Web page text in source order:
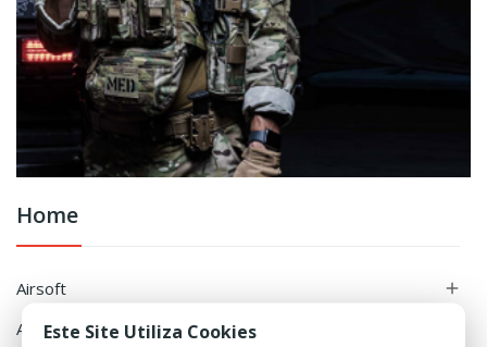
Home
Airsoft 
Accessories
Este Site Utiliza Cookies